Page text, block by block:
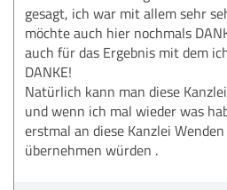
gesagt, ich war mit allem sehr
möchte auch hier nochmals
auch für das Ergebnis mit dem
DANKE!
Natürlich kann man diese
und wenn ich mal wieder was
erstmal an diese Kanzlei
übernehmen würden .